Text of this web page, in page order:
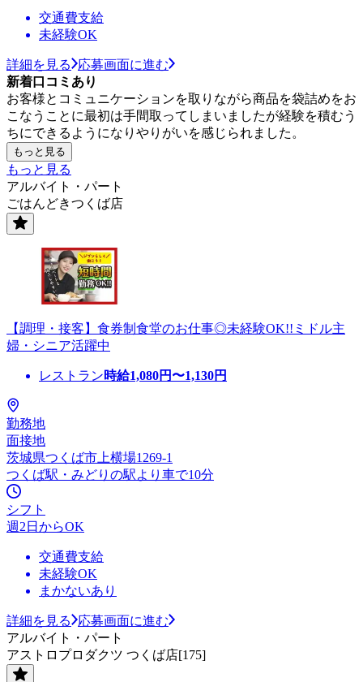
交通費支給
未経験OK
詳細を見る
応募画面に進む
新着口コミあり
お客様とコミュニケーションを取りながら商品を袋詰めをお
こなうことに最初は手間取ってしまいましたが経験を積むう
ちにできるようになりやりがいを感じられました。
もっと見る
もっと見る
アルバイト・パート
ごはんどきつくば店
【調理・接客】食券制食堂のお仕事◎未経験OK!!ミドル主
婦・シニア活躍中
レストラン時給1,080円〜1,130円
勤務地
面接地
茨城県つくば市上横場1269-1
つくば駅・みどりの駅より車で10分
シフト
週2日からOK
交通費支給
未経験OK
まかないあり
詳細を見る
応募画面に進む
アルバイト・パート
アストロプロダクツ つくば店[175]